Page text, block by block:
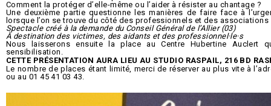
Comment la protéger d’elle-même ou l’aider à résister au chantage ?
Une deuxième partie questionne les manières de faire face à
lorsque l’on se trouve du côté des professionnels et des associations
Spectacle créé à la demande du Conseil Général de l’Allier (03)
À destination des victimes, des aidants et des professionnel·le·s
Nous laisserons ensuite la place au Centre Hubertine Auclert
sensibilisation.
CETTE PRÉSENTATION AURA LIEU AU STUDIO RASPAIL, 216 BD
Le nombre de places étant limité, merci de réserver au plus vite à
ou au 01 45 41 03 43.